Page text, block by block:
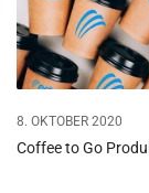
8. OKTOBER 2020
Coffee to Go